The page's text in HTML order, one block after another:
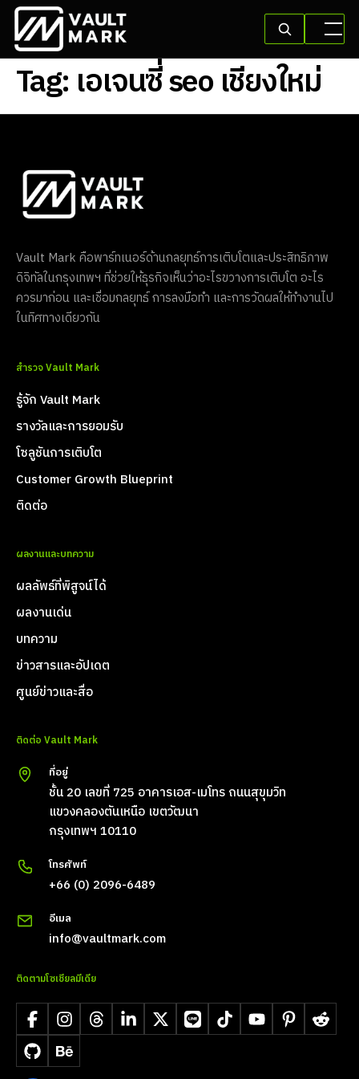
Tag: เอเจนซี่ seo เชียงใหม่
Vault Mark คือพาร์ทเนอร์ด้านกลยุทธ์การเติบโตและประสิทธิภาพ
ดิจิทัลในกรุงเทพฯ ที่ช่วยให้ธุรกิจเห็นว่าอะไรขวางการเติบโต อะไร
ควรมาก่อน และเชื่อมกลยุทธ์ การลงมือทำ และการวัดผลให้ทำงานไป
ในทิศทางเดียวกัน
สำรวจ Vault Mark
รู้จัก Vault Mark
รางวัลและการยอมรับ
โซลูชันการเติบโต
Customer Growth Blueprint
ติดต่อ
ผลงานและบทความ
ผลลัพธ์ที่พิสูจน์ได้
ผลงานเด่น
บทความ
ข่าวสารและอัปเดต
ศูนย์ข่าวและสื่อ
ติดต่อ Vault Mark
ที่อยู่
ชั้น 20 เลขที่ 725 อาคารเอส-เมโทร ถนนสุขุมวิท
แขวงคลองตันเหนือ เขตวัฒนา
กรุงเทพฯ 10110
โทรศัพท์
+66 (0) 2096-6489
อีเมล
info@vaultmark.com
ติดตามโซเชียลมีเดีย
FacebookInstagramThreadsLinkedIn
X LINE TikTokYouTubePinterestReddit
GitHubBehance